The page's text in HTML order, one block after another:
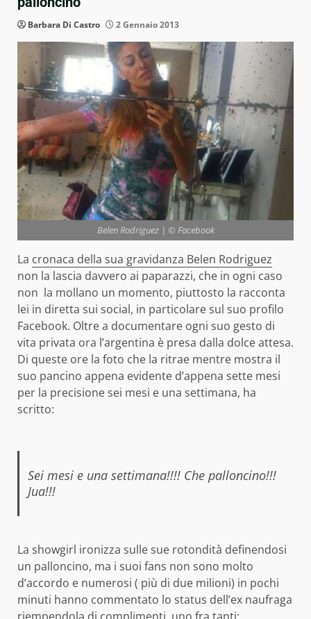
Barbara Di Castro 2 Gennaio 2013
Belen Rodriguez | © Facebook
La cronaca della sua gravidanza Belen Rodriguez
non la lascia davvero ai paparazzi, che in ogni caso
non la mollano un momento, piuttosto la racconta
lei in diretta sui social, in particolare sul suo profilo
Facebook. Oltre a documentare ogni suo gesto di
vita privata ora l’argentina è presa dalla dolce attesa.
Di queste ore la foto che la ritrae mentre mostra il
suo pancino appena evidente d’appena sette mesi
per la precisione sei mesi e una settimana, ha
scritto:
Sei mesi e una settimana!!!! Che palloncino!!!
Jua!!!
La showgirl ironizza sulle sue rotondità definendosi
un palloncino, ma i suoi fans non sono molto
d’accordo e numerosi ( più di due milioni) in pochi
minuti hanno commentato lo status dell’ex naufraga